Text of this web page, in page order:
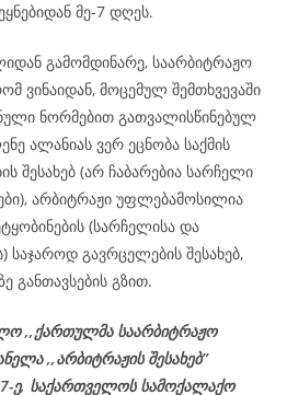
მე-7 დღეს.
გამომდინარე, საარბიტრაჟო
ვინაიდან, მოცემულ შემთხვევაში
ნორმებით გათვალისწინებულ
ალანიას ვერ ეცნობა საქმის
შესახებ (არ ჩაბარებია სარჩელი
არბიტრაჟი უფლებამოსილია
(სარჩელისა და
გავრცელების შესახებ,
განთავსების გზით.
,,ქართულმა საარბიტრაჟო
,,არბიტრაჟის შესახებ’’
ე, საქართველოს სამოქალაქო